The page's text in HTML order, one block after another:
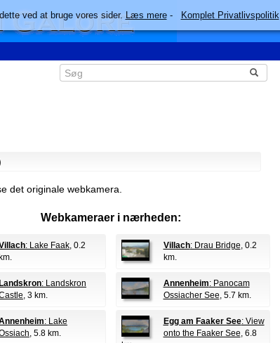
det originale webkamera.
Webkameraer i nærheden:
: Lake Faak, 0.2
km.
Villach: Drau Bridge, 0.2
km.
Landskron: Landskron
, 3 km.
Annenheim: Panocam
Ossiacher See, 5.7 km.
: Lake
, 5.8 km.
Egg am Faaker See: View
onto the Faaker See, 6.8
ved at bruge vores sider.Læs mere- Komplet Privatlivspolitik